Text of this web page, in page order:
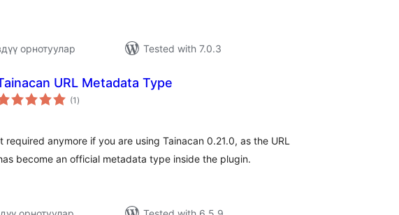
орнотуулар
Tested with 7.0.3
URL Metadata Type
(1 total
ratings
)
required anymore if you are using Tainacan 0.21.0, as the URL
become an official metadata type inside the plugin.